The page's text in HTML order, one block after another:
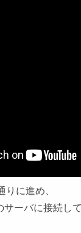
に進め、
ーバに接続し